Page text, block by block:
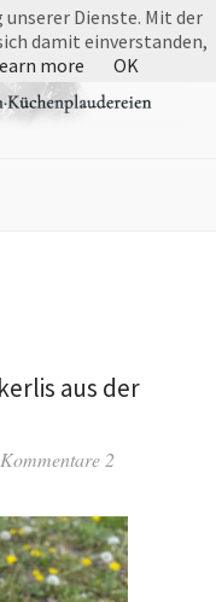
aus der
Kommentare 2
Dienste. Mit der
damit einverstanden,
more OK